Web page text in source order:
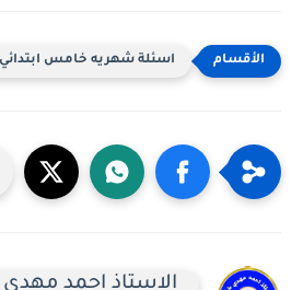
اسئلة شهريه خامس ابتدائي
الاستاذ احمد مهدي 1